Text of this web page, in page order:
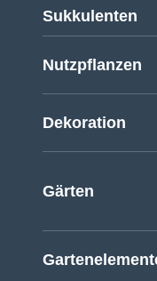
Sukkulenten
Nutzpflanzen
Dekoration
Gärten